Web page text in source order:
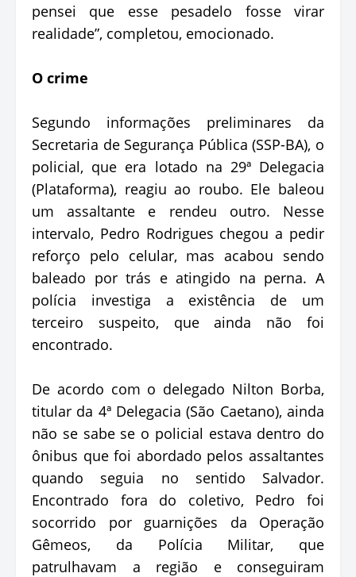
pensei que esse pesadelo fosse virar
realidade”, completou, emocionado.
O crime
Segundo informações preliminares da
Secretaria de Segurança Pública (SSP-BA), o
policial, que era lotado na 29ª Delegacia
(Plataforma), reagiu ao roubo. Ele baleou
um assaltante e rendeu outro. Nesse
intervalo, Pedro Rodrigues chegou a pedir
reforço pelo celular, mas acabou sendo
baleado por trás e atingido na perna. A
polícia investiga a existência de um
terceiro suspeito, que ainda não foi
encontrado.
De acordo com o delegado Nilton Borba,
titular da 4ª Delegacia (São Caetano), ainda
não se sabe se o policial estava dentro do
ônibus que foi abordado pelos assaltantes
quando seguia no sentido Salvador.
Encontrado fora do coletivo, Pedro foi
socorrido por guarnições da Operação
Gêmeos, da Polícia Militar, que
patrulhavam a região e conseguiram